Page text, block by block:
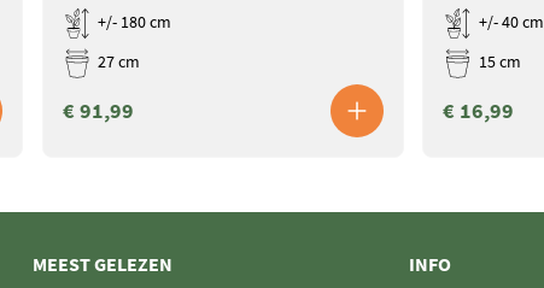
+/- 180 cm
27 cm
€ 91,99
+/- 40 cm
15 cm
€ 16,99
MEEST GELEZEN INFO